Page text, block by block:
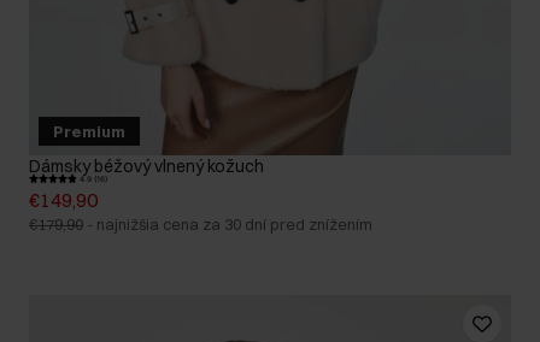
Premium
Dámsky béžový vlnený kožuch
4.9 (16)
€149,90
€179,90 - najnižšia cena za 30 dní pred znížením